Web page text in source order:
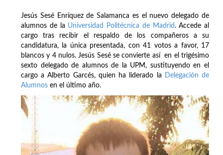
Jesús Sesé Enríquez de Salamanca es el nuevo delegado de
alumnos de la Universidad Politécnica de Madrid . Accede al
cargo tras recibir el respaldo de los compañeros a su
candidatura, la única presentada, con 41 votos a favor, 17
blancos y 4 nulos. Jesús Sesé se convierte así en el trigésimo
sexto delegado de alumnos de la UPM, sustituyendo en el
cargo a Alberto Garcés, quien ha liderado la
Delegación de
Alumnos en el último año.